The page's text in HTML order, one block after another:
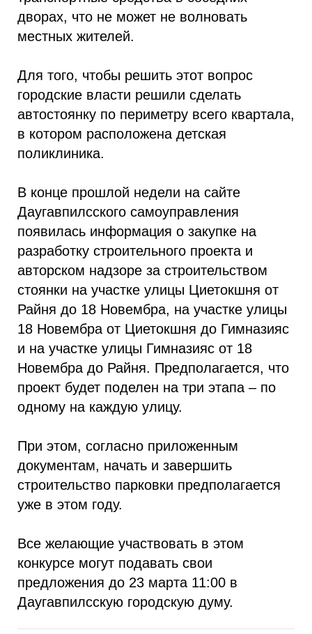
дворах, что не может не волновать
местных жителей.
Для того, чтобы решить этот вопрос
городские власти решили сделать
автостоянку по периметру всего квартала,
в котором расположена детская
поликлиника.
В конце прошлой недели на сайте
Даугавпилсского самоуправления
появилась информация о закупке на
разработку строительного проекта и
авторском надзоре за строительством
стоянки на участке улицы Циетокшня от
Райня до 18 Новембра, на участке улицы
18 Новембра от Циетокшня до Гимназияс
и на участке улицы Гимназияс от 18
Новембра до Райня. Предполагается, что
проект будет поделен на три этапа – по
одному на каждую улицу.
При этом, согласно приложенным
документам, начать и завершить
строительство парковки предполагается
уже в этом году.
Все желающие участвовать в этом
конкурсе могут подавать свои
предложения до 23 марта 11:00 в
Даугавпилсскую городскую думу.